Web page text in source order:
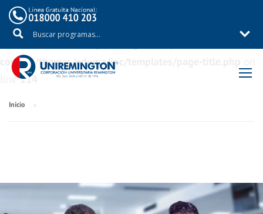
Warning
: Trying to access array offset on value of type
content/themes/eduma/inc/templates/page-title.php
line114
Inicio